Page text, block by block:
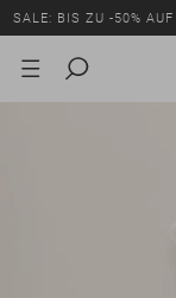
SALE: BIS ZU -50%